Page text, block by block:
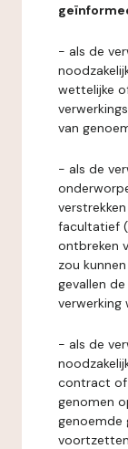
- als de
wettelijke
van
- als de
facultatief
ontbreken
zou
gevallen
verwerking
- als de
contract of
genomen
genoemde